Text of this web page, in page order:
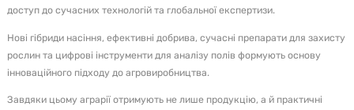
доступ до сучасних технологій та глобальної експертизи.
Нові гібриди насіння, ефективні добрива, сучасні препарати для захисту
рослин та цифрові інструменти для аналізу полів формують основу
інноваційного підходу до агровиробництва.
Завдяки цьому аграрії отримують не лише продукцію, а й практичні